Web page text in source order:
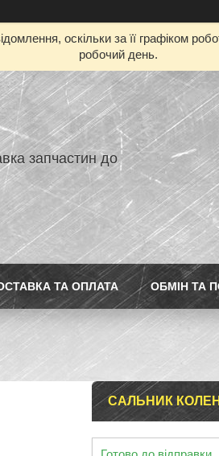
оскільки за її графіком
робочий день.
запчастин до
ТА ОПЛАТА ОБМІН ТА
САЛЬНИК